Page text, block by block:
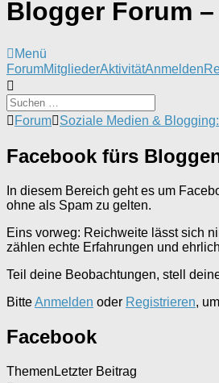
Blogger Forum
Menü
Forum-
Navigation
ForumMitgliederAktivitätAnmelden
Forum-
-
Du
hier:
Forum Soziale Medien &
Facebook fürs
In diesem Bereich geht es um
ohne als Spam zu gelten.
Eins vorweg: Reichweite lässt sich
zählen echte Erfahrungen und
Teil deine Beobachtungen, stell
BitteAnmelden oder Registrieren,
Facebook
Themen Letzter Beitrag